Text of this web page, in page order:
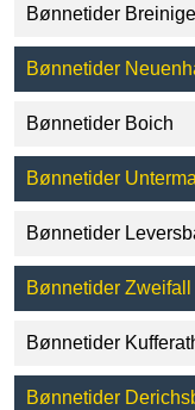
Bønnetider
Bønnetider
Bønnetider Boich
Bønnetider
Bønnetider
Bønnetider Zweifall
Bønnetider
Bønnetider